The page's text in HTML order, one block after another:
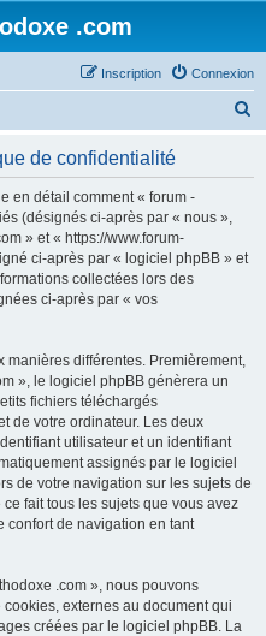
.com
Connexion
Inscription
de confidentialité
en détail comment « forum -
(désignés ci-après par « nous »,
» et « https://www.forum-
ci-après par « logiciel phpBB » et
collectées lors des
ci-après par « vos
manières différentes. Premièrement,
», le logiciel phpBB génèrera un
fichiers téléchargés
de votre ordinateur. Les deux
utilisateur et un identifiant
assignés par le logiciel
de votre navigation sur les sujets de
fait tous les sujets que vous avez
confort de navigation en tant
.com », nous pouvons
externes au document qui
créées par le logiciel phpBB. La